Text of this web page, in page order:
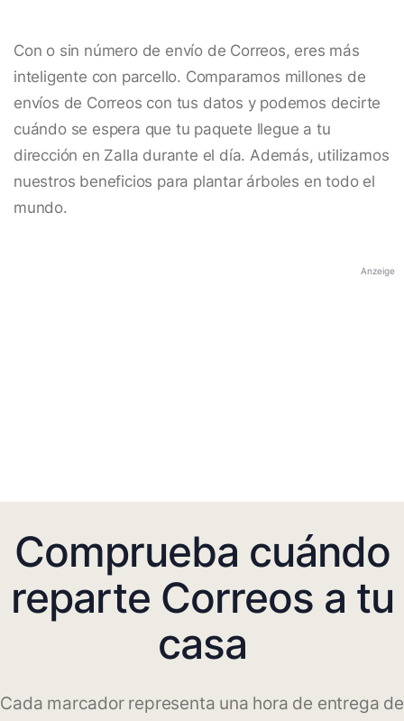
Con o sin número de envío de Correos, eres más
inteligente con parcello. Comparamos millones de
envíos de Correos con tus datos y podemos decirte
cuándo se espera que tu paquete llegue a tu
dirección en Zalla durante el día. Además, utilizamos
nuestros beneficios para plantar árboles en todo el
mundo.
Anzeige
Comprueba cuándo
reparte Correos a tu
casa
Cada marcador representa una hora de entrega de